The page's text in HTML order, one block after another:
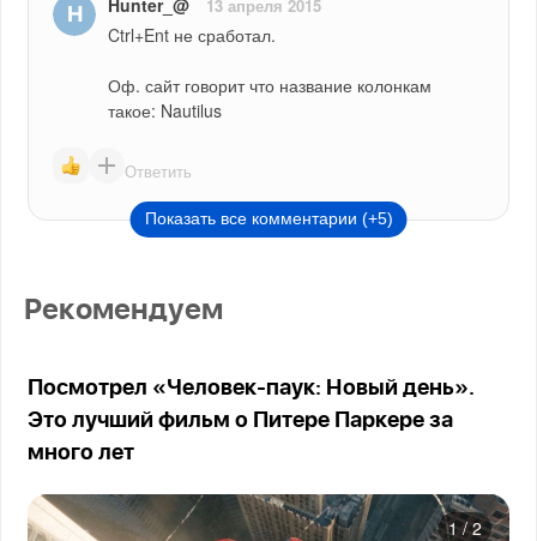
13 апреля 2015
Ctrl+Ent не сработал.
Оф. сайт говорит что название колонкам
такое: Nautilus
Ответить
Показать все комментарии (+5)
Рекомендуем
Посмотрел «Человек-паук: Новый день».
Это лучший фильм о Питере Паркере за
много лет
1 / 2